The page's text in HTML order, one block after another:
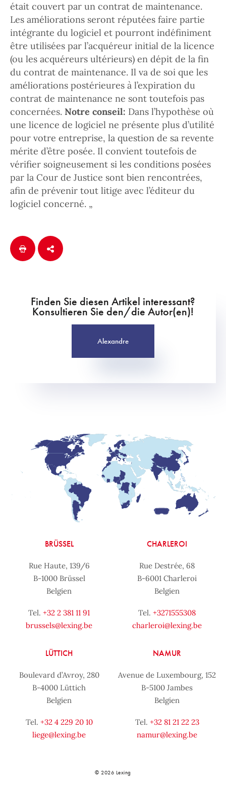
était couvert par un contrat de maintenance.
Les améliorations seront réputées faire partie
intégrante du logiciel et pourront indéfiniment
être utilisées par l’acquéreur initial de la licence
(ou les acquéreurs ultérieurs) en dépit de la fin
du contrat de maintenance. Il va de soi que les
améliorations postérieures à l’expiration du
contrat de maintenance ne sont toutefois pas
concernées. Notre conseil: Dans l’hypothèse où
une licence de logiciel ne présente plus d’utilité
pour votre entreprise, la question de sa revente
mérite d’être posée. Il convient toutefois de
vérifier soigneusement si les conditions posées
par la Cour de Justice sont bien rencontrées,
afin de prévenir tout litige avec l’éditeur du
logiciel concerné. „
Finden Sie diesen Artikel interessant?
Konsultieren Sie den/die Autor(en)!
Alexandre
BRÜSSEL
Rue Haute, 139/6
B-1000 Brüssel
Belgien
Tel. +32 2 381 11 91
brussels@lexing.be
CHARLEROI
Rue Destrée, 68
B-6001 Charleroi
Belgien
Tel. +3271555308
charleroi@lexing.be
LÜTTICH
Boulevard d’Avroy, 280
B-4000 Lüttich
Belgien
Tel. +32 4 229 20 10
liege@lexing.be
NAMUR
Avenue de Luxembourg, 152
B-5100 Jambes
Belgien
Tel. +32 81 21 22 23
namur@lexing.be
© 2026 Lexing